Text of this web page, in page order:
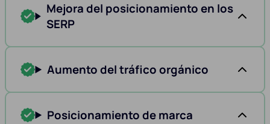
Mejora del posicionamiento en los
SERP
Aumento del tráfico orgánico
Posicionamiento de marca